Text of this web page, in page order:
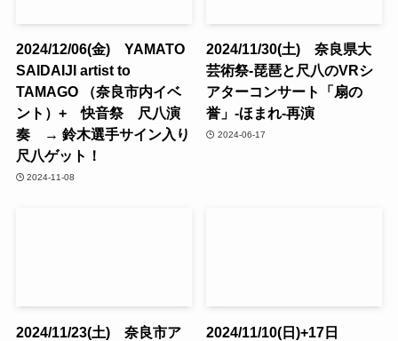
2024/12/06(金) YAMATO
SAIDAIJI artist to
TAMAGO （奈良市内イベ
ント）+ 快音祭 尺八演
奏 → 鈴木選手サイン入り
尺八ゲット！
2024-11-08
2024/11/30(土) 奈良県大
芸術祭-琵琶と尺八のVRシ
アターコンサート「扇の
誉」-ほまれ-再演
2024-06-17
2024/11/23(土) 奈良市ア
2024/11/10(日)+17日